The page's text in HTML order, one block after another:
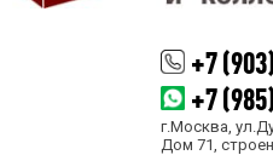
+7
+7
г.Москва,
Дом 71,